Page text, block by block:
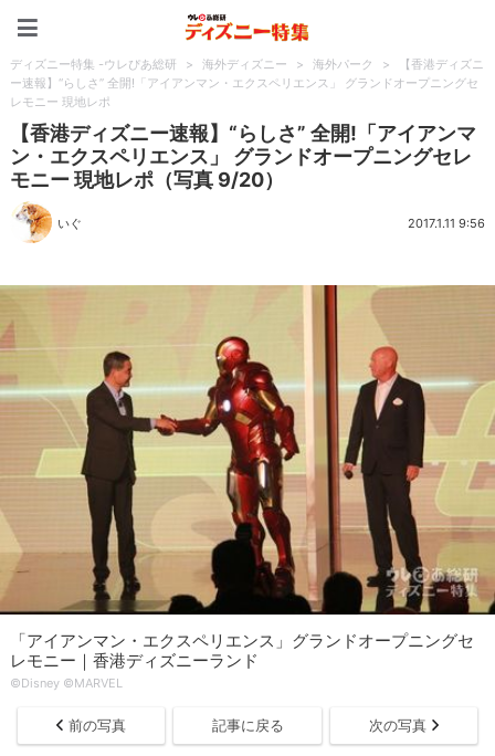
ディズニー特集 -ウレぴあ総研 > 海外ディズニー > 海外パーク >
【香港ディズニ
ー速報】“らしさ” 全開!「アイアンマン・エクスペリエンス」 グランドオープニングセ
レモニー 現地レポ
【香港ディズニー速報】“らしさ” 全開!「アイアンマ
ン・エクスペリエンス」 グランドオープニングセレ
モニー 現地レポ（写真 9/20）
いぐ 2017.1.11 9:56
「アイアンマン・エクスペリエンス」グランドオープニングセ
レモニー｜香港ディズニーランド
©Disney ©MARVEL
前の写真 記事に戻る 次の写真